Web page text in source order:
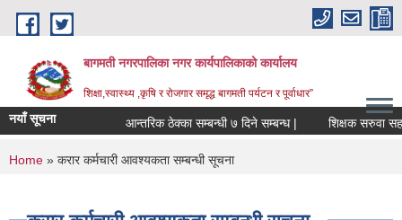
Skip to main content
बागमती नगरपालिका नगर कार्यपालिकाको कार्यालय
शिक्षा,स्वास्थ्य ,कृषि र रोजगार समृद्ध बागमती पर्यटन र पूर्वाधार”
नयाँ सूचना आन्तरिक ठेक्का सम्बन्धी ७ दिने सम्बन्ध |
You are here
Home » करार कर्मचारी आवश्यकता सम्बन्धी सूचना